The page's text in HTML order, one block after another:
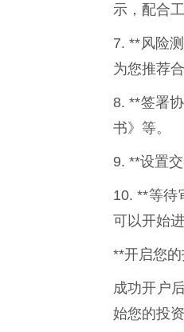
示，配合
7. **风险
为您推荐
8. **签署
书》等。
9. **设置
10. **等待
可以开始
**开启您
成功开户
始您的投